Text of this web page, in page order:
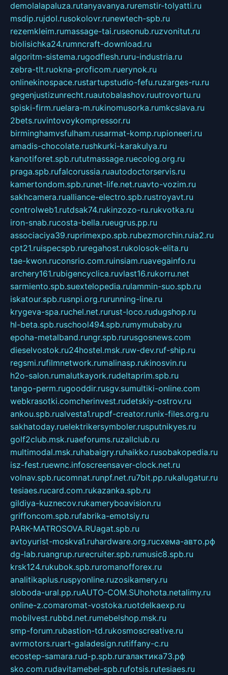
demolalapaluza.rutanyavanya.ruremstir-tolyatti.ru
msdip.rujdol.rusokolovr.runewtech-spb.ru
rezemkleim.rumassage-tai.ruseonub.ruzvonitut.ru
biolisichka24.rumncraft-download.ru
algoritm-sistema.rugodflesh.ruru-industria.ru
zebra-tlt.ruokna-proficom.ruerynok.ru
onlinekinospace.rustartupstudio-fefu.ruzarges-ru.ru
gegenjustizunrecht.ruautobalashov.ruutrovortu.ru
spiski-firm.ruelara-m.rukinomusorka.rumkcslava.ru
2bets.ruvintovoykompressor.ru
birminghamvsfulham.rusarmat-komp.rupioneeri.ru
amadis-chocolate.rushkurki-karakulya.ru
kanotiforet.spb.rututmassage.ruecolog.org.ru
praga.spb.rufalcorussia.ruautodoctorservis.ru
kamertondom.spb.runet-life.net.ruavto-vozim.ru
sakhcamera.rualliance-electro.spb.rustroyavt.ru
controlweb1.rutdsak74.rukinzozo-ru.rukvotka.ru
iron-snab.rucosta-bella.rueugrus.pp.ru
associaciya39.ruprimexpo.spb.rubezmorchin.ruia2.ru
cpt21.ruispecspb.ruregahost.rukolosok-elita.ru
tae-kwon.ruconsrio.com.ruinsiam.ruavegainfo.ru
archery161.rubigencyclica.ruvlast16.rukorru.net
sarmiento.spb.suextelopedia.rulammin-suo.spb.ru
iskatour.spb.rusnpi.org.rurunning-line.ru
krygeva-spa.ruchel.net.rurust-loco.rudugshop.ru
hl-beta.spb.ruschool494.spb.rumymubaby.ru
epoha-metalband.rungr.spb.rurusgosnews.com
dieselvostok.ru24hostel.msk.ruw-dev.ruf-ship.ru
regsmi.rufilmnetwork.rumalinasp.rukinosvin.ru
h2o-salon.rumalutkayork.rudeltaprim.spb.ru
tango-perm.rugooddir.rusgv.sumultiki-online.com
webkrasotki.comcherinvest.rudetskiy-ostrov.ru
ankou.spb.rualvesta1.rupdf-creator.runix-files.org.ru
sakhatoday.ruelektrikersymboler.rusputnikyes.ru
golf2club.msk.ruaeforums.ruzallclub.ru
multimodal.msk.ruhabaigry.ruhaikko.rusobakopedia.ru
isz-fest.ruewnc.infoscreensaver-clock.net.ru
volnav.spb.rucomnat.runpf.net.ru7bit.pp.rukalugatur.ru
tesiaes.rucard.com.rukazanka.spb.ru
gildiya-kuznecov.rukameryboavision.ru
griffoncom.spb.rufabrika-emotsiy.ru
PARK-MATROSOVA.RUagat.spb.ru
avtoyurist-moskva1.ruhardware.org.ruсхема-авто.рф
dg-lab.ruangrup.rurecruiter.spb.rumusic8.spb.ru
krsk124.rukubok.spb.ruromanofforex.ru
analitikaplus.ruspyonline.ruzosikamery.ru
sloboda-ural.pp.ruAUTO-COM.SUhohota.netalimy.ru
online-z.comaromat-vostoka.ruotdelkaexp.ru
mobilvest.rubbd.net.rumebelshop.msk.ru
smp-forum.rubastion-td.rukosmoscreative.ru
avrmotors.ruart-galadesign.rutiffany-c.ru
ecostep-samara.rud-p.spb.ruгалактика73.рф
sko.com.rudavitamebel-spb.rufotsis.rutesiaes.ru